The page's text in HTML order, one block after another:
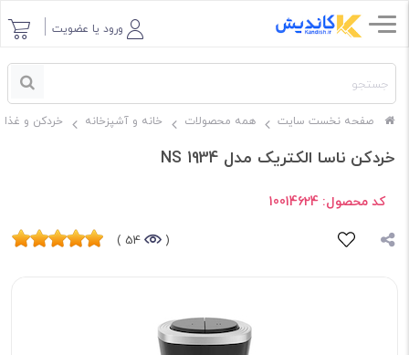
ورود یا عضویت
صفحه نخست سایت همه محصولات خانه و آشپزخانه خردکن و
خردکن ناسا الکتریک مدل NS 1934
کد محصول: 10014624
(
54 )